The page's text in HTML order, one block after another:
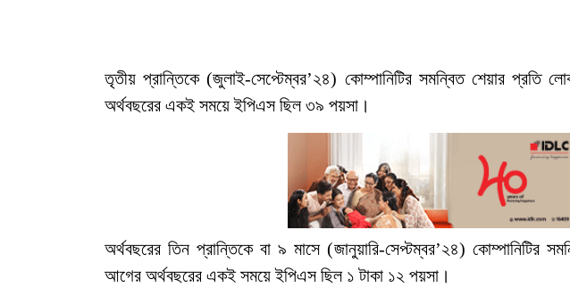
তৃতীয় প্রান্তিকে (জুলাই-সেপ্টেম্বর’২৪) কোম্পানিটির সমন্বিত শেয়ার প্রতি
অর্থবছরের একই সময়ে ইপিএস ছিল ৩৯ পয়সা।
অর্থবছরের তিন প্রান্তিকে বা ৯ মাসে (জানুয়ারি-সেপ্টম্বর’২৪) কোম্পানিটির
আগের অর্থবছরের একই সময়ে ইপিএস ছিল ১ টাকা ১২ পয়সা।